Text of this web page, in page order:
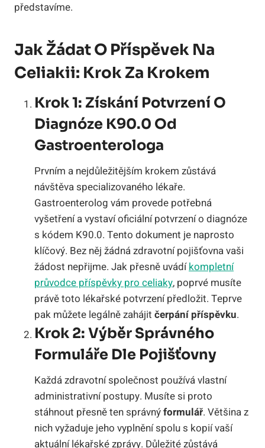
představíme.
Jak Žádat O Příspěvek Na
Celiakii: Krok Za Krokem
Krok 1: Získání Potvrzení O
Diagnóze K90.0 Od
Gastroenterologa
Prvním a nejdůležitějším krokem zůstává
návštěva specializovaného lékaře.
Gastroenterolog vám provede potřebná
vyšetření a vystaví oficiální potvrzení o diagnóze
s kódem K90.0. Tento dokument je naprosto
klíčový. Bez něj žádná zdravotní pojišťovna vaši
žádost nepřijme. Jak přesně uvádíkompletní
průvodce příspěvky pro celiaky, poprvé musíte
právě toto lékařské potvrzení předložit. Teprve
pak můžete legálně zahájit čerpání příspěvku.
Krok 2: Výběr Správného
Formuláře Dle Pojišťovny
Každá zdravotní společnost používá vlastní
administrativní postupy. Musíte si proto
stáhnout přesně ten správnýformulář. Většina z
nich vyžaduje jeho vyplnění spolu s kopií vaší
aktuální lékařské zprávy. Důležité zůstává